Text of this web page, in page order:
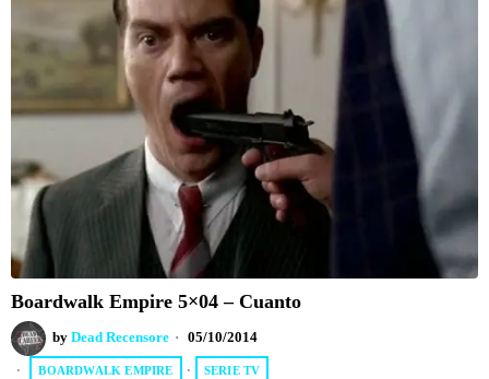
Boardwalk Empire 5×04 – Cuanto
by Dead Recensore 05/10/2014
BOARDWALK EMPIRE · SERIE TV